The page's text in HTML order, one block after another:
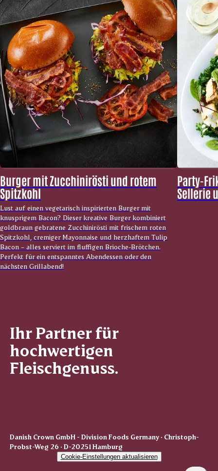
Burger mit Zucchinirösti und rotem
Spitzkohl
Lust auf einen vegetarisch inspirierten Burger mit
knusprigem Bacon? Dieser kreative Burger kombiniert
goldbraun gebratene Zucchinirösti mit frischem roten
Spitzkohl, cremiger Mayonnaise und herzhaftem Tulip
Bacon – alles serviert im fluffigen Brioche-Brötchen.
Perfekt für ein entspanntes Abendessen oder den
nächsten Grillabend!
Party-
Sellerie
Ihr Partner für
hochwertigen
Fleischgenuss.
Danish Crown GmbH - Division Foods Germany · Christoph-
Probst-Weg 26 · D-20251 Hamburg
Cookie-Einstellungen aktualisieren